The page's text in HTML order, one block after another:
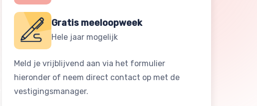
Gratis meeloopweek
Hele jaar mogelijk
Meld je vrijblijvend aan via het formulier
hieronder of neem direct contact op met de
vestigingsmanager.